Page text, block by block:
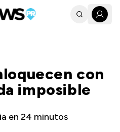
con
imposible
en 24 minutos